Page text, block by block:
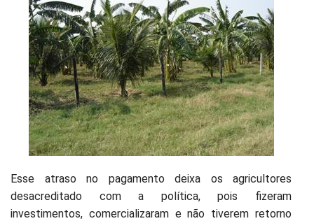
Esse atraso no pagamento deixa os agricultores
desacreditado com a política, pois fizeram
investimentos, comercializaram e não tiverem retorno